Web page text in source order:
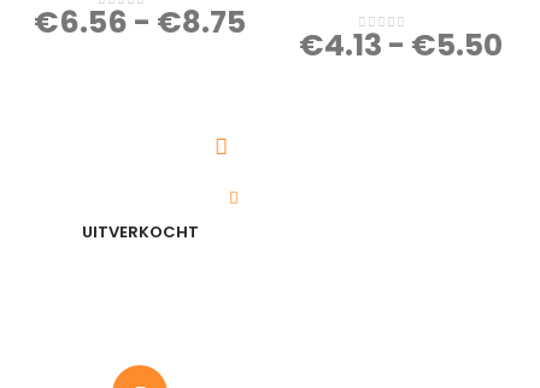
0 out of 5
€6.56 - €8.75 0out of 5
€4.13 - €5.50
UITVERKOCHT